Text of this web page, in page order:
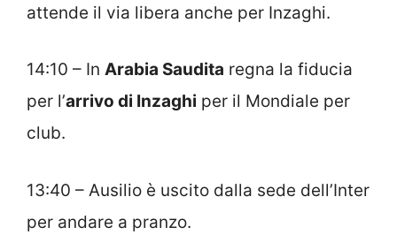
attende il via libera anche per Inzaghi.
14:10 – In Arabia Saudita regna la fiducia
per l’arrivo di Inzaghi per il Mondiale per
club.
13:40 – Ausilio è uscito dalla sede dell’Inter
per andare a pranzo.